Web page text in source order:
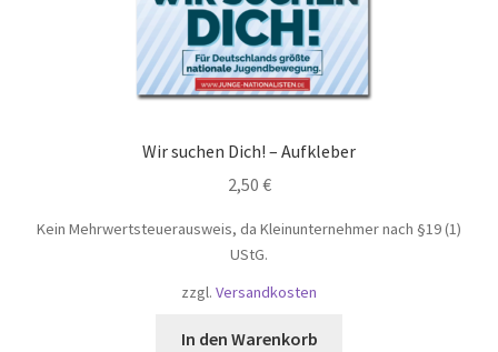
Wir suchen Dich! – Aufkleber
2,50 €
Kein Mehrwertsteuerausweis, da Kleinunternehmer nach §19 (1)
UStG.
zzgl. Versandkosten
In den Warenkorb